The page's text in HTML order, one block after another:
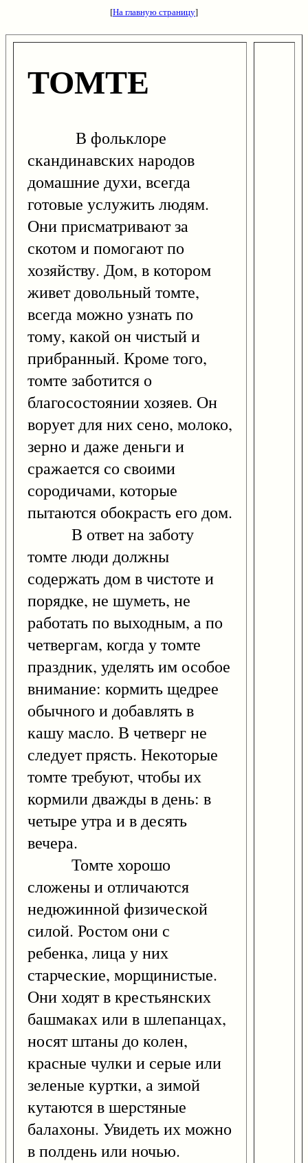
[На главную страницу]
ТОМТЕ
В фольклоре
скандинавских народов
домашние духи, всегда
готовые услужить людям.
Они присматривают за
скотом и помогают по
хозяйству. Дом, в котором
живет довольный томте,
всегда можно узнать по
тому, какой он чистый и
прибранный. Кроме того,
томте заботится о
благосостоянии хозяев. Он
ворует для них сено, молоко,
зерно и даже деньги и
сражается со своими
сородичами, которые
пытаются обокрасть его дом.
В ответ на заботу
томте люди должны
содержать дом в чистоте и
порядке, не шуметь, не
работать по выходным, а по
четвергам, когда у томте
праздник, уделять им особое
внимание: кормить щедрее
обычного и добавлять в
кашу масло. В четверг не
следует прясть. Некоторые
томте требуют, чтобы их
кормили дважды в день: в
четыре утра и в десять
вечера.
Томте хорошо
сложены и отличаются
недюжинной физической
силой. Ростом они с
ребенка, лица у них
старческие, морщинистые.
Они ходят в крестьянских
башмаках или в шлепанцах,
носят штаны до колен,
красные чулки и серые или
зеленые куртки, а зимой
кутаются в шерстяные
балахоны. Увидеть их можно
в полдень или ночью.